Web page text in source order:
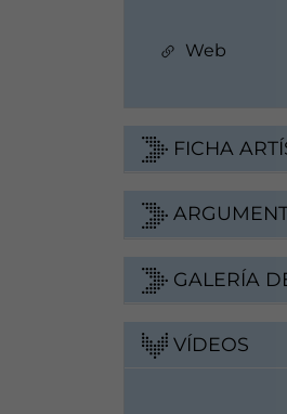
Web
FICHA
GALERÍA
VÍDEOS